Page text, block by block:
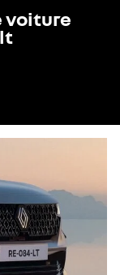
voiture